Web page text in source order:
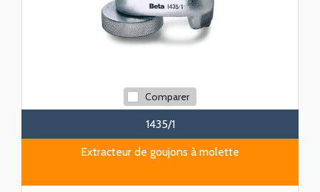
Comparer
1435/1
Extracteur de goujons à molette